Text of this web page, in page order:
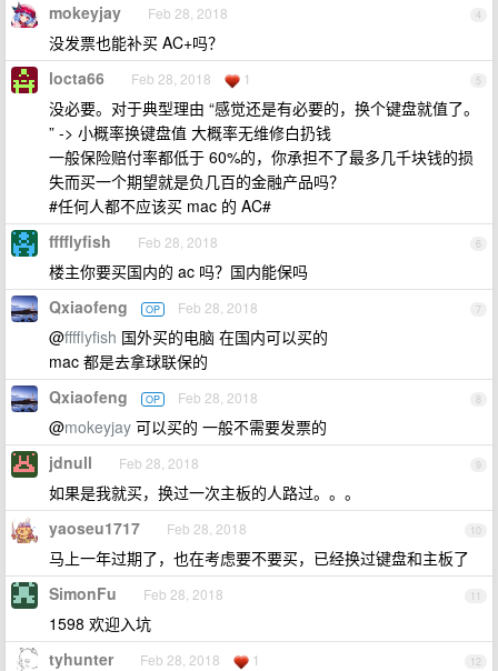
4
mokeyjay Feb 28, 2018
没发票也能补买 AC+吗？
5
locta66 Feb 28, 2018 1
没必要。对于典型理由 “感觉还是有必要的，换个键盘就值了。
” -> 小概率换键盘值 大概率无维修白扔钱
一般保险赔付率都低于 60%的，你承担不了最多几千块钱的损
失而买一个期望就是负几百的金融产品吗？
#任何人都不应该买 mac 的 AC#
6
fffflyfish Feb 28, 2018
楼主你要买国内的 ac 吗？国内能保吗
7
Qxiaofeng OP Feb 28, 2018
@fffflyfish 国外买的电脑 在国内可以买的
mac 都是去拿球联保的
8
Qxiaofeng OP Feb 28, 2018
@mokeyjay 可以买的 一般不需要发票的
9
jdnull Feb 28, 2018
如果是我就买，换过一次主板的人路过。。。
10
yaoseu1717 Feb 28, 2018
马上一年过期了，也在考虑要不要买，已经换过键盘和主板了
11
SimonFu Feb 28, 2018
1598 欢迎入坑
12
tyhunter Feb 28, 2018 1